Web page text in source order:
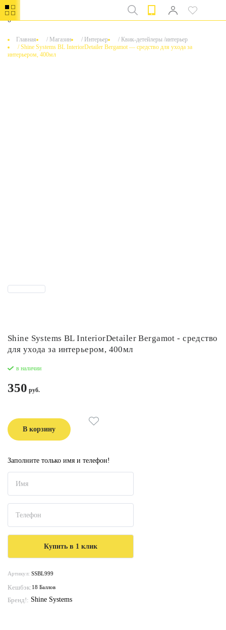
0
Главная / Магазин / Интерьер / Квик-детейлеры /интерьер
/Shine Systems BL InteriorDetailer Bergamot — средство для ухода за
интерьером, 400мл
Shine Systems BL InteriorDetailer Bergamot - средство
для ухода за интерьером, 400мл
в наличии
350
В корзину
Заполните только имя и телефон!
Артикул: SSBL999
Кешбэк:18 Баллов
Бренд!: Shine Systems